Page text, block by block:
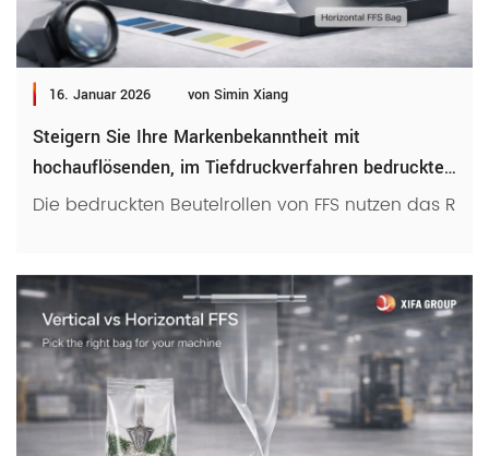
16. Januar 2026 von Simin Xiang
Steigern Sie Ihre Markenbekanntheit mit
hochauflösenden, im Tiefdruckverfahren bedruckten
FFS-Rollen.
Die bedruckten Beutelrollen von FFS nutzen das